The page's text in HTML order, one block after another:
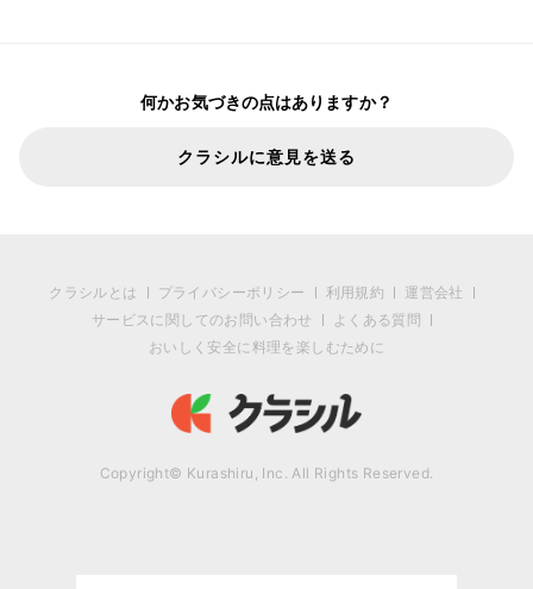
何かお気づきの点はありますか？
クラシルに意見を送る
クラシルとは プライバシーポリシー 利用規約
運営会社
サービスに関してのお問い合わせ
よくある質問
おいしく安全に料理を楽しむために
Copyright© Kurashiru, Inc. All Rights Reserved.